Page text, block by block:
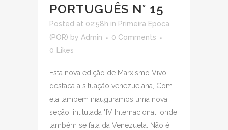
PORTUGUÊS N° 15
Posted at 02:58h in Primeira Epoca
(POR) by Admin
0 Comments
0
Likes
Esta nova edição de Marxismo Vivo
destaca a situação venezuelana, Com
ela também inauguramos uma nova
seção, intitulada "IV Internacional, onde
também se fala da Venezuela. Não é